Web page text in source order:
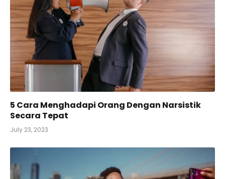
5 Cara Menghadapi Orang Dengan Narsistik
Secara Tepat
July 23, 2023